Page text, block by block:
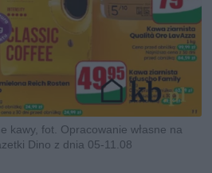
kawy, fot. Opracowanie własne na
Dino z dnia 05-11.08